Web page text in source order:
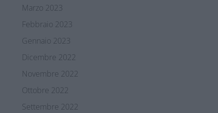
Marzo 2023
Febbraio 2023
Gennaio 2023
Dicembre 2022
Novembre 2022
Ottobre 2022
Settembre 2022